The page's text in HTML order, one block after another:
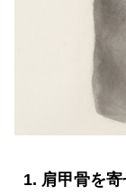
肩甲骨を寄